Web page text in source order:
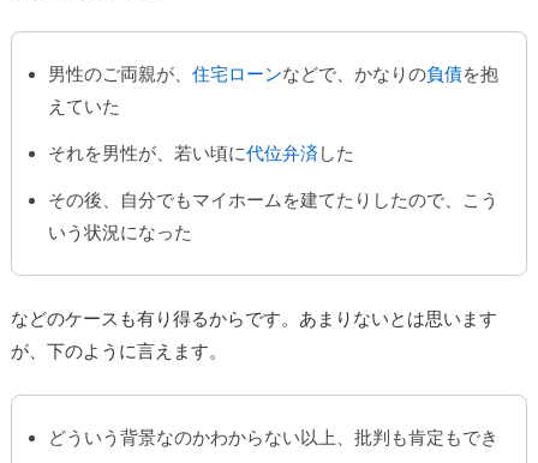
男性のご両親が、住宅ローンなどで、かなりの負債を抱
えていた
それを男性が、若い頃に代位弁済した
その後、自分でもマイホームを建てたりしたので、こう
いう状況になった
などのケースも有り得るからです。あまりないとは思います
が、下のように言えます。
どういう背景なのかわからない以上、批判も肯定もでき